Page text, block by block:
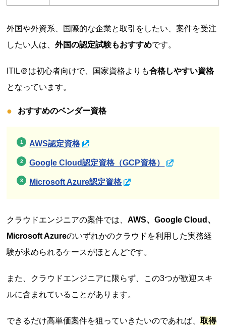
外国や外資系、国際的な企業と取引をしたい、案件を受注
したい人は、外国の認定試験もおすすめです。
ITIL＠は初心者向けで、国家資格よりも合格しやすい資格
となっています。
おすすめのベンダー資格
AWS認定資格
Google Cloud認定資格（GCP資格）
Microsoft Azure認定資格
クラウドエンジニアの案件では、AWS、Google Cloud、
Microsoft Azureのいずれかのクラウドを利用した実務経
験が求められるケースがほとんどです。
また、クラウドエンジニアに限らず、この3つが歓迎スキ
ルに含まれていることがあります。
できるだけ高単価案件を狙っていきたいのであれば、取得